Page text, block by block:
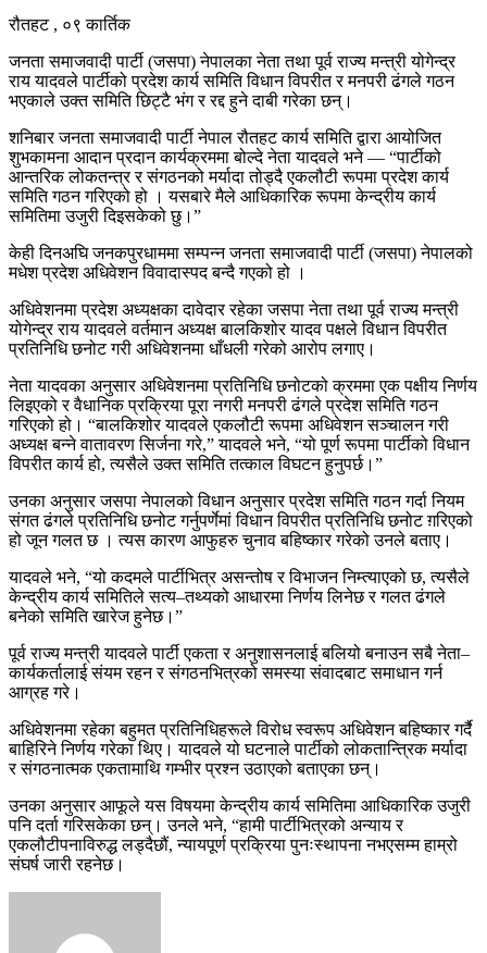
रौतहट , ०९ कार्तिक
जनता समाजवादी पार्टी (जसपा) नेपालका नेता तथा पूर्व राज्य मन्त्री योगेन्द्र
राय यादवले पार्टीको प्रदेश कार्य समिति विधान विपरीत र मनपरी ढंगले गठन
भएकाले उक्त समिति छिट्टै भंग र रद्द हुने दाबी गरेका छन्।
शनिबार जनता समाजवादी पार्टी नेपाल रौतहट कार्य समिति द्वारा आयोजित
शुभकामना आदान प्रदान कार्यक्रममा बोल्दे नेता यादवले भने — “पार्टीको
आन्तरिक लोकतन्त्र र संगठनको मर्यादा तोड्दै एकलौटी रूपमा प्रदेश कार्य
समिति गठन गरिएको हो । यसबारे मैले आधिकारिक रूपमा केन्द्रीय कार्य
समितिमा उजुरी दिइसकेको छु।”
केही दिनअघि जनकपुरधाममा सम्पन्न जनता समाजवादी पार्टी (जसपा) नेपालको
मधेश प्रदेश अधिवेशन विवादास्पद बन्दै गएको हो ।
अधिवेशनमा प्रदेश अध्यक्षका दावेदार रहेका जसपा नेता तथा पूर्व राज्य मन्त्री
योगेन्द्र राय यादवले वर्तमान अध्यक्ष बालकिशोर यादव पक्षले विधान विपरीत
प्रतिनिधि छनोट गरी अधिवेशनमा धाँधली गरेको आरोप लगाए।
नेता यादवका अनुसार अधिवेशनमा प्रतिनिधि छनोटको क्रममा एक पक्षीय निर्णय
लिइएको र वैधानिक प्रक्रिया पूरा नगरी मनपरी ढंगले प्रदेश समिति गठन
गरिएको हो। “बालकिशोर यादवले एकलौटी रूपमा अधिवेशन सञ्चालन गरी
अध्यक्ष बन्ने वातावरण सिर्जना गरे,” यादवले भने, “यो पूर्ण रूपमा पार्टीको विधान
विपरीत कार्य हो, त्यसैले उक्त समिति तत्काल विघटन हुनुपर्छ।”
उनका अनुसार जसपा नेपालको विधान अनुसार प्रदेश समिति गठन गर्दा नियम
संगत ढंगले प्रतिनिधि छनोट गर्नुपर्णेमां विधान विपरीत प्रतिनिधि छनोट ग़रिएको
हो जून गलत छ । त्यस कारण आफुहरु चुनाव बहिष्कार गरेको उनले बताए।
यादवले भने, “यो कदमले पार्टीभित्र असन्तोष र विभाजन निम्त्याएको छ, त्यसैले
केन्द्रीय कार्य समितिले सत्य–तथ्यको आधारमा निर्णय लिनेछ र गलत ढंगले
बनेको समिति खारेज हुनेछ।”
पूर्व राज्य मन्त्री यादवले पार्टी एकता र अनुशासनलाई बलियो बनाउन सबै नेता–
कार्यकर्तालाई संयम रहन र संगठनभित्रको समस्या संवादबाट समाधान गर्न
आग्रह गरे।
अधिवेशनमा रहेका बहुमत प्रतिनिधिहरूले विरोध स्वरूप अधिवेशन बहिष्कार गर्दै
बाहिरिने निर्णय गरेका थिए। यादवले यो घटनाले पार्टीको लोकतान्त्रिक मर्यादा
र संगठनात्मक एकतामाथि गम्भीर प्रश्न उठाएको बताएका छन्।
उनका अनुसार आफूले यस विषयमा केन्द्रीय कार्य समितिमा आधिकारिक उजुरी
पनि दर्ता गरिसकेका छन्। उनले भने, “हामी पार्टीभित्रको अन्याय र
एकलौटीपनाविरुद्ध लड्दैछौं, न्यायपूर्ण प्रक्रिया पुनःस्थापना नभएसम्म हाम्रो
संघर्ष जारी रहनेछ।